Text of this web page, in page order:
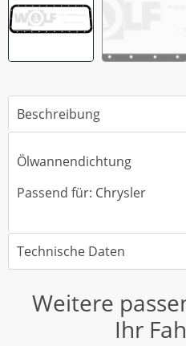
Beschreibung
Ölwannendichtung
Passend für: Chrysler
Technische Daten
Weitere
Ihr